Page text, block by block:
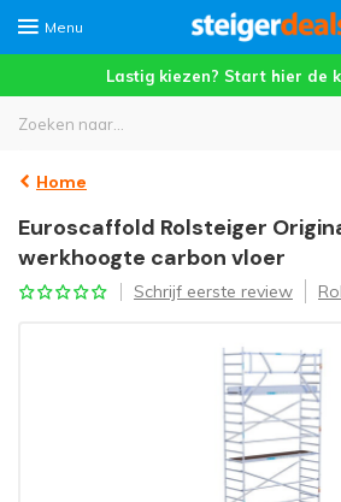
Menu
Lastig kiezen? Start hier de
Home
Euroscaffold Rolsteiger
werkhoogte carbon vloer
Schrijf eerste review